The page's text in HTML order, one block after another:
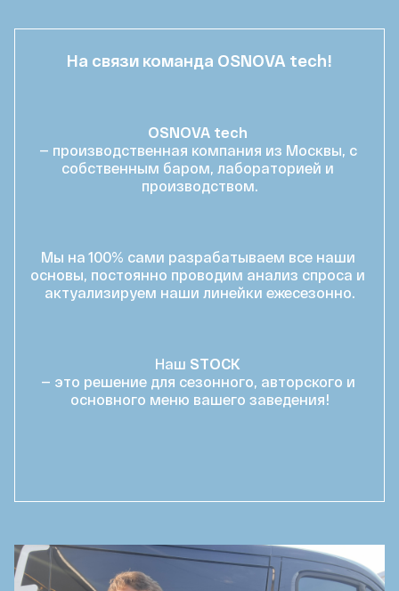
На связи команда OSNOVA tech!
OSNOVA tech
— производственная компания из Москвы, с
собственным баром, лабораторией и
производством.
Мы на 100% сами разрабатываем все наши
основы, постоянно проводим анализ спроса и
актуализируем наши линейки ежесезонно.
Наш STOCK
— это решение для сезонного, авторского и
основного меню вашего заведения!